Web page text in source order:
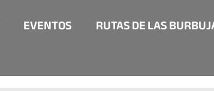
EVENTOS RUTAS DE LAS